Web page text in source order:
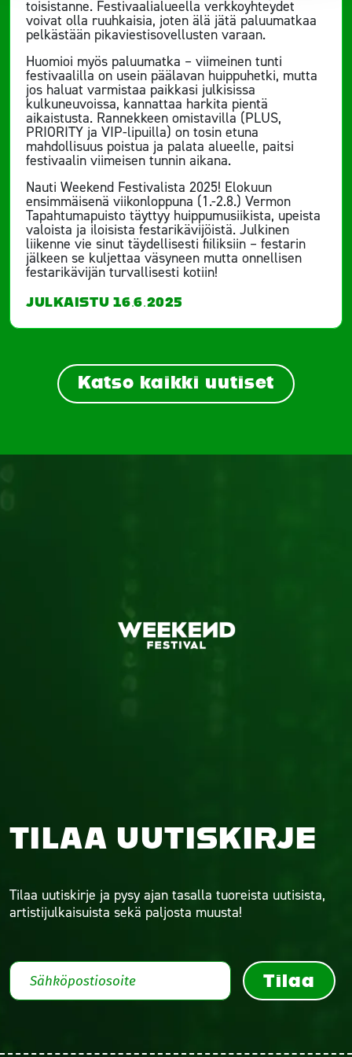
toisistanne. Festivaalialueella verkkoyhteydet
voivat olla ruuhkaisia, joten älä jätä paluumatkaa
pelkästään pikaviestisovellusten varaan.
Huomioi myös paluumatka – viimeinen tunti
festivaalilla on usein päälavan huippuhetki, mutta
jos haluat varmistaa paikkasi julkisissa
kulkuneuvoissa, kannattaa harkita pientä
aikaistusta. Rannekkeen omistavilla (PLUS,
PRIORITY ja VIP-lipuilla) on tosin etuna
mahdollisuus poistua ja palata alueelle, paitsi
festivaalin viimeisen tunnin aikana.
Nauti Weekend Festivalista 2025! Elokuun
ensimmäisenä viikonloppuna (1.-2.8.) Vermon
Tapahtumapuisto täyttyy huippumusiikista, upeista
valoista ja iloisista festarikävijöistä. Julkinen
liikenne vie sinut täydellisesti fiiliksiin – festarin
jälkeen se kuljettaa väsyneen mutta onnellisen
festarikävijän turvallisesti kotiin!
JULKAISTU 16.6.2025
Katso kaikki uutiset
TILAA UUTISKIRJE
Tilaa uutiskirje ja pysy ajan tasalla tuoreista uutisista,
artistijulkaisuista sekä paljosta muusta!
Tilaa